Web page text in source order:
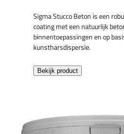
Sigma Stucco Beton is een
coating met een natuurlijk
binnentoepassingen en op
kunstharsdispersie.
Bekijk product